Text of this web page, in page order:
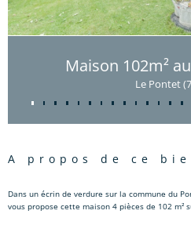
Maison 102m²
Le Pontet
a propos de ce
Dans un écrin de verdure sur la commune du
vous propose cette maison 4 pièces de 102 m²